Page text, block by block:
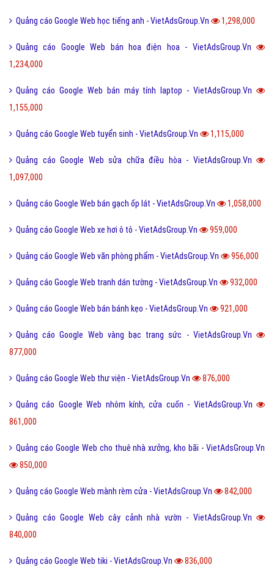
Quảng cáo Google Web học tiếng anh - VietAdsGroup.Vn 1,298,000
Quảng cáo Google Web bán hoa điện hoa - VietAdsGroup.Vn
1,234,000
Quảng cáo Google Web bán máy tính laptop - VietAdsGroup.Vn
1,155,000
Quảng cáo Google Web tuyển sinh - VietAdsGroup.Vn 1,115,000
Quảng cáo Google Web sửa chữa điều hòa - VietAdsGroup.Vn
1,097,000
Quảng cáo Google Web bán gạch ốp lát - VietAdsGroup.Vn 1,058,000
Quảng cáo Google Web xe hơi ô tô - VietAdsGroup.Vn 959,000
Quảng cáo Google Web văn phòng phẩm - VietAdsGroup.Vn 956,000
Quảng cáo Google Web tranh dán tường - VietAdsGroup.Vn 932,000
Quảng cáo Google Web bán bánh kẹo - VietAdsGroup.Vn 921,000
Quảng cáo Google Web vàng bạc trang sức - VietAdsGroup.Vn
877,000
Quảng cáo Google Web thư viện - VietAdsGroup.Vn 876,000
Quảng cáo Google Web nhôm kính, cửa cuốn - VietAdsGroup.Vn
861,000
Quảng cáo Google Web cho thuê nhà xưởng, kho bãi - VietAdsGroup.Vn
850,000
Quảng cáo Google Web mành rèm cửa - VietAdsGroup.Vn 842,000
Quảng cáo Google Web cây cảnh nhà vườn - VietAdsGroup.Vn
840,000
Quảng cáo Google Web tiki - VietAdsGroup.Vn 836,000